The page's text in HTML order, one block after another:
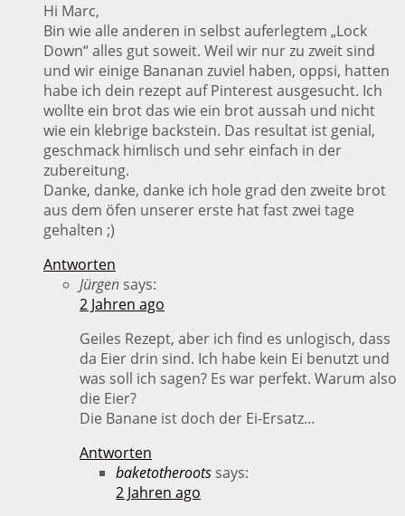
Hi Marc,
Bin wie alle anderen in selbst auferlegtem „Lock
Down“ alles gut soweit. Weil wir nur zu zweit sind
und wir einige Bananan zuviel haben, oppsi, hatten
habe ich dein rezept auf Pinterest ausgesucht. Ich
wollte ein brot das wie ein brot aussah und nicht
wie ein klebrige backstein. Das resultat ist genial,
geschmack himlisch und sehr einfach in der
zubereitung.
Danke, danke, danke ich hole grad den zweite brot
aus dem öfen unserer erste hat fast zwei tage
gehalten ;)
Antworten
Jürgen says:
2 Jahren ago
Geiles Rezept, aber ich find es unlogisch, dass
da Eier drin sind. Ich habe kein Ei benutzt und
was soll ich sagen? Es war perfekt. Warum also
die Eier?
Die Banane ist doch der Ei-Ersatz…
Antworten
baketotheroots says:
2 Jahren ago